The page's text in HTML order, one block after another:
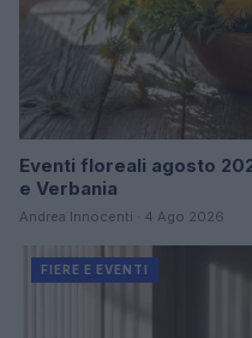
Eventi floreali agosto
e Verbania
Andrea Innocenti · 4 Ago 2026
FIERE E EVENTI